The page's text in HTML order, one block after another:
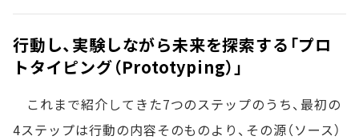
行動し、実験しながら未来を探索する「プロ
トタイピング（Prototyping）」
これまで紹介してきた7つのステップのうち、最初の
4ステップは行動の内容そのものより、その源（ソース）